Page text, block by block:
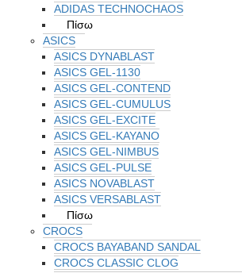
ADIDAS TECHNOCHAOS
Πίσω
ASICS
ASICS DYNABLAST
ASICS GEL-1130
ASICS GEL-CONTEND
ASICS GEL-CUMULUS
ASICS GEL-EXCITE
ASICS GEL-KAYANO
ASICS GEL-NIMBUS
ASICS GEL-PULSE
ASICS NOVABLAST
ASICS VERSABLAST
Πίσω
CROCS
CROCS BAYABAND SANDAL
CROCS CLASSIC CLOG